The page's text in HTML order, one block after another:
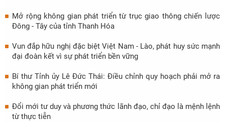
Mở rộng không gian phát triển từ trục giao thông chiến lược
Đông - Tây của tỉnh Thanh Hóa
Vun đắp hữu nghị đặc biệt Việt Nam - Lào, phát huy sức mạnh
đại đoàn kết vì sự phát triển bền vững
Bí thư Tỉnh ủy Lê Đức Thái: Điều chỉnh quy hoạch phải mở ra
không gian phát triển mới
Đổi mới tư duy và phương thức lãnh đạo, chỉ đạo là mệnh lệnh
từ thực tiễn